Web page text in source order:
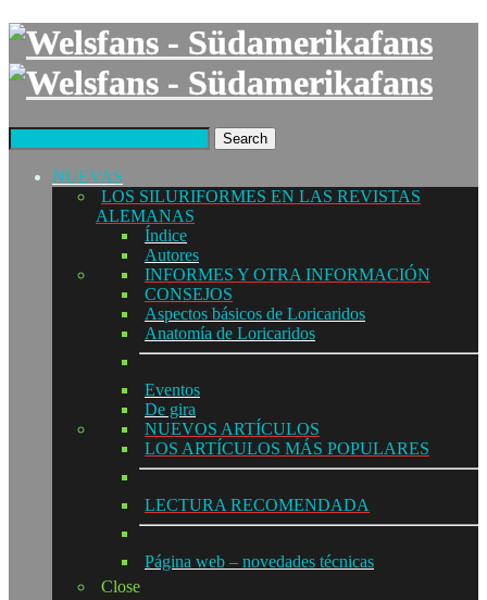
Search
NUEVAS
LOS SILURIFORMES EN LAS REVISTAS
ALEMANAS
Índice
Autores
INFORMES Y OTRA INFORMACIÓN
CONSEJOS
Aspectos básicos de Loricaridos
Anatomía de Loricaridos
Eventos
De gira
NUEVOS ARTÍCULOS
LOS ARTÍCULOS MÁS POPULARES
LECTURA RECOMENDADA
Página web – novedades técnicas
Close